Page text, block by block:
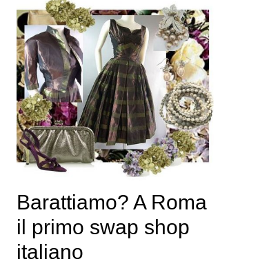
Barattiamo? A Roma
il primo swap shop
italiano